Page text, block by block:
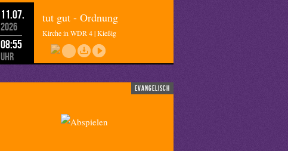
11.07.
2026
08:55
Uhr
tut gut - Ordnung
Kirche in WDR 4 | Kießig
evangelisch